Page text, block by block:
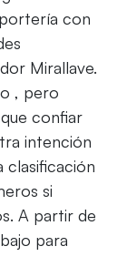
con
Mirallave.
, pero
confiar
intención
clasificación
si
A partir de
para